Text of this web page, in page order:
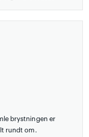
brystningen er
rundt om.